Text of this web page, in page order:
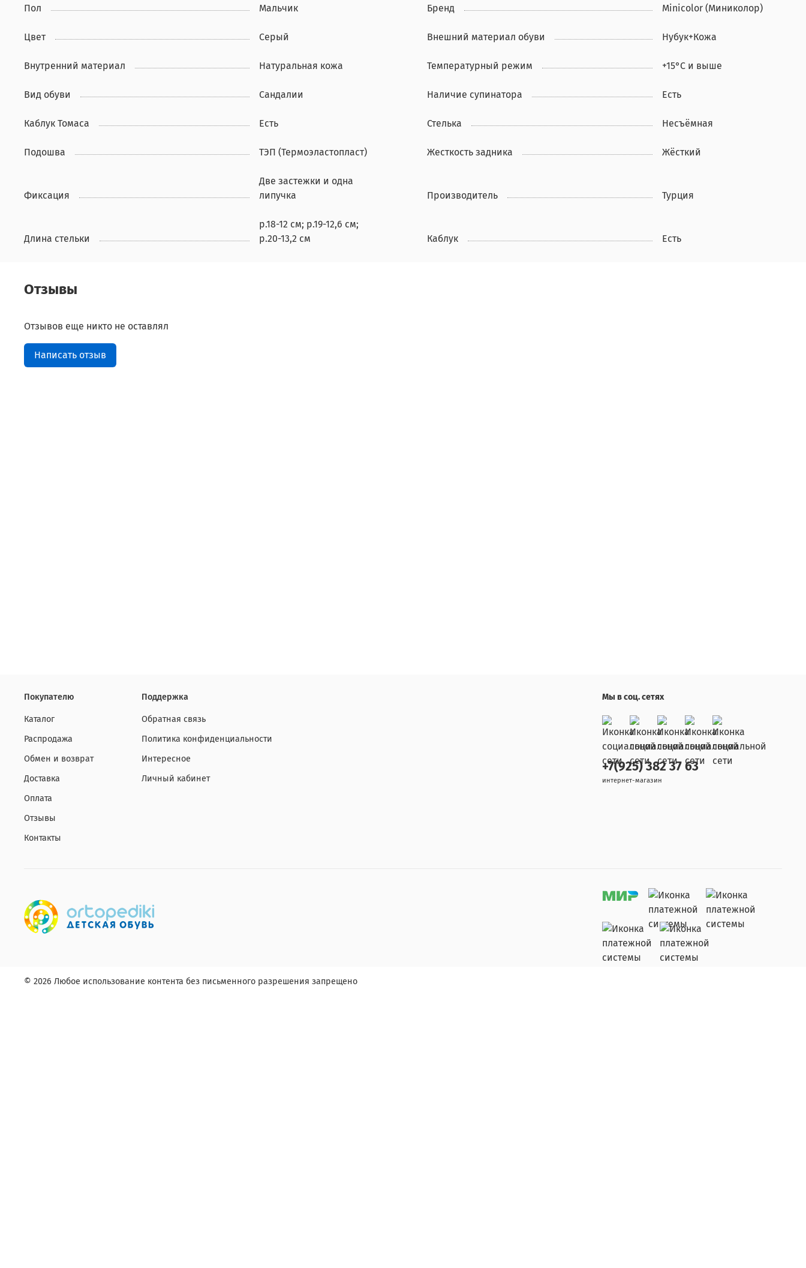
Пол Мальчик Бренд Minicolor (Миниколор)
Цвет Серый Внешний материал обуви Нубук+Кожа
Внутренний материал Натуральная кожа Температурный режим +15°С и выше
Вид обуви Сандалии Наличие супинатора Есть
Каблук Томаса Есть Стелька Несъёмная
Подошва ТЭП (Термоэластопласт) Жесткость задника Жёсткий
Фиксация
Две застежки и одна
липучка
Производитель Турция
Длина стельки
р.18-12 см; р.19-12,6 см;
р.20-13,2 см
Каблук Есть
Отзывы
Отзывов еще никто не оставлял
Написать отзыв
Покупателю
Каталог
Распродажа
Обмен и возврат
Доставка
Оплата
Отзывы
Контакты
Поддержка
Обратная связь
Политика конфиденциальности
Интересное
Личный кабинет
Мы в соц. сетях
+7(925) 382 37 63
интернет-магазин
© 2026 Любое использование контента без письменного разрешения запрещено